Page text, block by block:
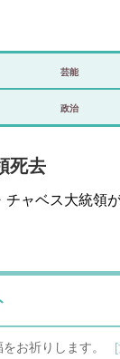
芸能
政治
死去
ャベス大統領